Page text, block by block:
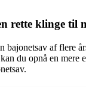
rette klinge til
af flere
du opnå en